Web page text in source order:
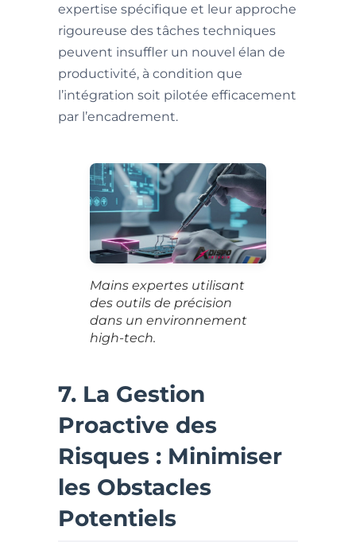
expertise spécifique et leur approche
rigoureuse des tâches techniques
peuvent insuffler un nouvel élan de
productivité, à condition que
l’intégration soit pilotée efficacement
par l’encadrement.
Mains expertes utilisant
des outils de précision
dans un environnement
high-tech.
7. La Gestion
Proactive des
Risques : Minimiser
les Obstacles
Potentiels